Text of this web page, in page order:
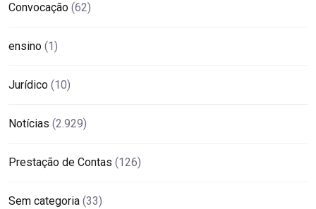
Convocação (62)
ensino (1)
Jurídico (10)
Notícias (2.929)
Prestação de Contas (126)
Sem categoria (33)